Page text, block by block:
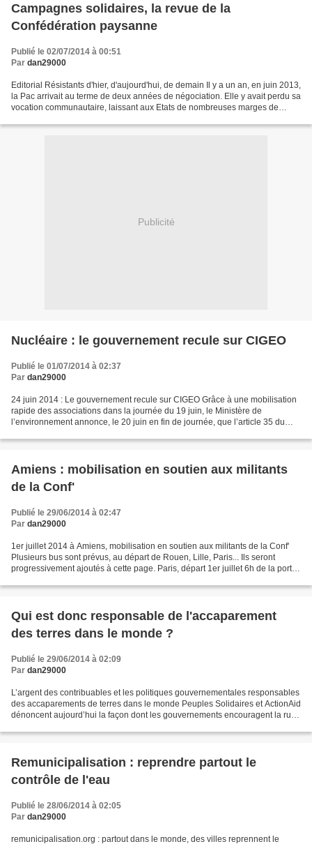
Campagnes solidaires, la revue de la
Confédération paysanne
Publié le 02/07/2014 à 00:51
Par dan29000
Editorial Résistants d'hier, d'aujourd'hui, de demain Il y a un an, en juin 2013,
la Pac arrivait au terme de deux années de négociation. Elle y avait perdu sa
vocation communautaire, laissant aux Etats de nombreuses marges de
Publicité
Nucléaire : le gouvernement recule sur CIGEO
Publié le 01/07/2014 à 02:37
Par dan29000
24 juin 2014 : Le gouvernement recule sur CIGEO Grâce à une mobilisation
rapide des associations dans la journée du 19 juin, le Ministère de
l’environnement annonce, le 20 juin en fin de journée, que l’article 35 du
Amiens : mobilisation en soutien aux militants
de la Conf'
Publié le 29/06/2014 à 02:47
Par dan29000
1er juillet 2014 à Amiens, mobilisation en soutien aux militants de la Conf'
Plusieurs bus sont prévus, au départ de Rouen, Lille, Paris... Ils seront
progressivement ajoutés à cette page. Paris, départ 1er juillet 6h de la porte
Qui est donc responsable de l'accaparement
des terres dans le monde ?
Publié le 29/06/2014 à 02:09
Par dan29000
L’argent des contribuables et les politiques gouvernementales responsables
des accaparements de terres dans le monde Peuples Solidaires et ActionAid
dénoncent aujourd’hui la façon dont les gouvernements encouragent la ruée
Remunicipalisation : reprendre partout le
contrôle de l'eau
Publié le 28/06/2014 à 02:05
Par dan29000
remunicipalisation.org : partout dans le monde, des villes reprennent le